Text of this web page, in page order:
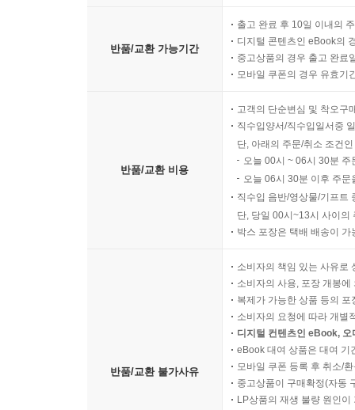
반품/교환 가능기간
출고 완료 후 10일 이내의
디지털 콘텐츠인 eBook의
중고상품의 경우 출고 완료
모바일 쿠폰의 경우 유효기
반품/교환 비용
고객의 단순변심 및 착오구
직수입양서/직수입일서중
단, 아래의 주문/취소 조건
오늘 00시 ~ 06시 30분
오늘 06시 30분 이후 주
직수입 음반/영상물/기프트
단, 당일 00시~13시 사이의
박스 포장은 택배 배송이
반품/교환 불가사유
소비자의 책임 있는 사유로
소비자의 사용, 포장 개봉
복제가 가능한 상품 등의
소비자의 요청에 따라 개별
디지털 컨텐츠인 eBook,
eBook 대여 상품은 대여 기
모바일 쿠폰 등록 후 취소/
중고상품이 구매확정(자동
LP상품의 재생 불량 원인